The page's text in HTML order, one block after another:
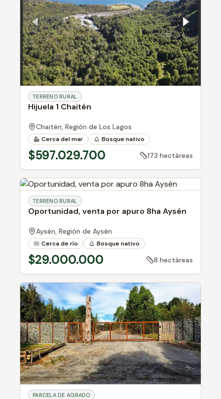
TERRENO RURAL
Hijuela 1 Chaitén
Chaitén, Región de Los Lagos
Cerca del mar
Bosque nativo
Cerca de río
$597.029.700 173 hectáreas
TERRENO RURAL
Oportunidad, venta por apuro 8ha Aysén
Aysén, Región de Aysén
Cerca de río Bosque nativo
$29.000.000 8 hectáreas
PARCELA DE AGRADO